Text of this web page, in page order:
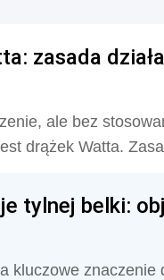
zasada
ale bez
drążek Watta.
tylnej belki:
kluczowe znaczenie